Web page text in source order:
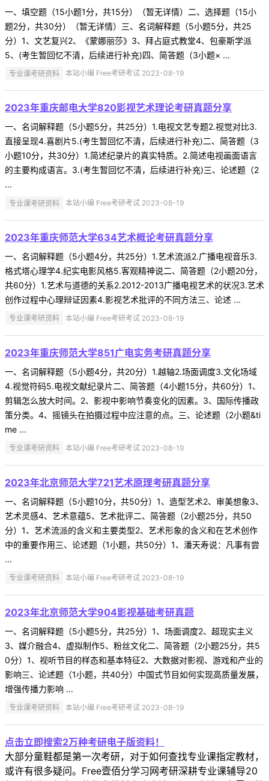
一、填空题（15小题1分，共15分）（暂无详情）二、选择题（15小
题2分，共30分）（暂无详情）三、名词解释题（5小题5分，共25
分）1、文艺复兴2、《蒙娜丽莎》3、拜占庭式教堂4、包豪斯学派
5、(考生暂回忆不清，后续进行补充)四、简答题（3小题× ...
专业课考研资料 本站小编 Free考研考试 2023-08-19
2023年重庆邮电大学820影视艺术理论考研真题分享
一、名词解释题（5小题5分，共25分）1.电视文艺专题2.视觉对比3.
直接呈现4.喜剧片5.(考生暂回忆不清，后续进行补充)二、简答题（3
小题10分，共30分）1.简述纪录片的真实特质。2.简述电视画面语言
的主要构成语言。3.(考生暂回忆不清，后续进行补充)三、论述题（2
...
专业课考研资料 本站小编 Free考研考试 2023-08-19
2023年重庆师范大学634艺术概论考研真题分享
一、名词解释题（5小题4分，共25分）1.艺术流派2.广播电视音乐3.
格式塔心理学4.纪实电影风格5.客观精神说二、简答题（2小题20分，
共60分）1.艺术与道德的关系2.2012-2013广播电视艺术的状况3.艺术
创作过程中心理辩证因素4.影视艺术批评的不同方法三、论述 ...
专业课考研资料 本站小编 Free考研考试 2023-08-19
2023年重庆师范大学851广电实务考研真题分享
一、名词解释题（5小题4分，共20分）1.越轴2.场面调度3.文化场域
4.视觉符码5.电视文献纪录片二、简答题（4小题15分，共60分）1、
剪辑怎么放大时间。2、影视中影响节奏变化的因素。3、国际传播政
策分类。4、摇镜头在拍摄过程中应注意的点。三、论述题（2小题&ti
me ...
专业课考研资料 本站小编 Free考研考试 2023-08-19
2023年北京师范大学721艺术原理考研真题分享
一、名词解释题（5小题10分，共50分）1、造型艺术2、审美想象3、
艺术灵感4、艺术意蕴5、艺术批评二、简答题（2小题25分，共50
分）1、艺术流派的含义和主要类型2、艺术形象的含义和在艺术创作
中的重要作用三、论述题（1小题，共50分）1、潘天寿说：凡事有尝
...
专业课考研资料 本站小编 Free考研考试 2023-08-19
2023年北京师范大学904影视基础考研真题
一、名词解释题（5小题5分，共25分）1、场面调度2、超现实主义
3、媒介融合4、虚拟制作5、粉丝文化二、简答题（2小题25分，共5
0分）1、视听节目的样态和基本特征2、大数据对影视、游戏和产业的
影响三、论述题（1小题，共40分）中国式节目如何实现高质量发展，
增强传播力影响 ...
专业课考研资料 本站小编 Free考研考试 2023-08-19
点击立即搜索2万种考研电子版资料！
大部分童鞋都是第一次考研，对于如何查找专业课指定教材，
或许有很多疑问。Free壹佰分学习网考研深耕专业课辅导20